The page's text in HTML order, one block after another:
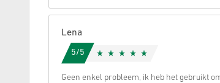
Annuleren
Lena
5/5
Geen enkel probleem, ik heb het gebruikt